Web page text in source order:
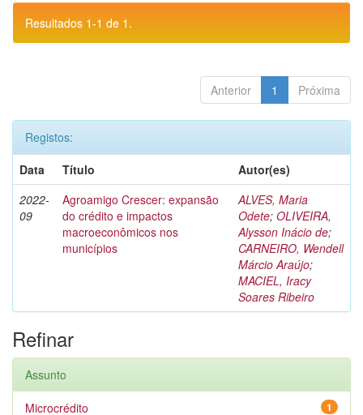
Resultados 1-1 de 1.
Anterior 1 Próxima
Registos:
Data
Título
Autor(es)
2022-
09
Agroamigo Crescer: expansão
do crédito e impactos
macroeconômicos nos
municípios
ALVES, Maria
Odete; OLIVEIRA,
Alysson Inácio de;
CARNEIRO, Wendell
Márcio Araújo;
MACIEL, Iracy
Soares Ribeiro
Refinar
Assunto
1
Microcrédito